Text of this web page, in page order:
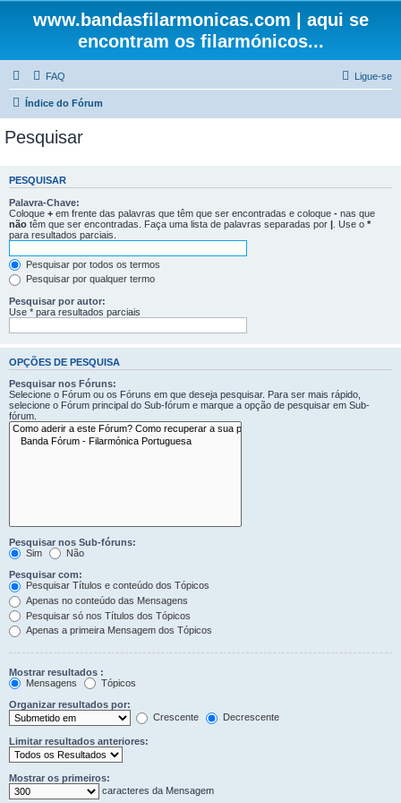
www.bandasfilarmonicas.com | aqui se
encontram os filarmónicos...
FAQ Ligue-se
Índice do Fórum
Pesquisar
PESQUISAR
Palavra-Chave:
Coloque + em frente das palavras que têm que ser encontradas e coloque - nas que
não têm que ser encontradas. Faça uma lista de palavras separadas por | . Use o *
para resultados parciais.
Pesquisar por todos os termos
Pesquisar por qualquer termo
Pesquisar por autor:
Use * para resultados parciais
OPÇÕES DE PESQUISA
Pesquisar nos Fóruns:
Selecione o Fórum ou os Fóruns em que deseja pesquisar. Para ser mais rápido,
selecione o Fórum principal do Sub-fórum e marque a opção de pesquisar em Sub-
fórum.
Pesquisar nos Sub-fóruns:
Sim
Não
Pesquisar com:
Pesquisar Títulos e conteúdo dos Tópicos
Apenas no conteúdo das Mensagens
Pesquisar só nos Títulos dos Tópicos
Apenas a primeira Mensagem dos Tópicos
Mostrar resultados :
Mensagens
Tópicos
Organizar resultados por:
Crescente
Decrescente
Limitar resultados anteriores:
Mostrar os primeiros:
caracteres da Mensagem